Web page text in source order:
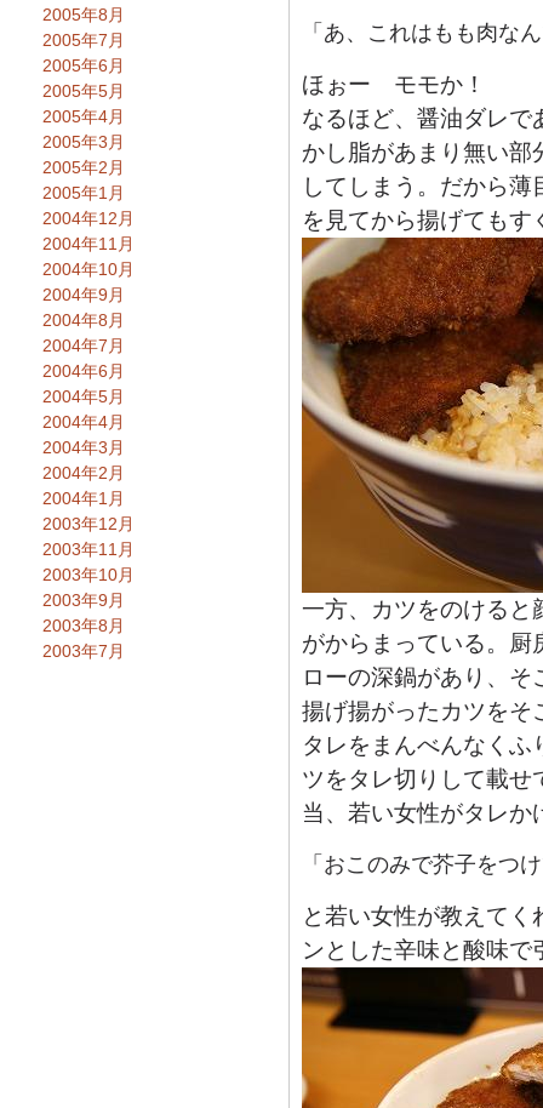
「あ、これはもも肉な
ほぉー モモか！
なるほど、醤油ダレで
かし脂があまり無い部
してしまう。だから
を見てから揚げてもす
一方、カツをのけると
がからまっている。厨
ローの深鍋があり、
揚げ揚がったカツをそ
タレをまんべんなく
ツをタレ切りして載せ
当、若い女性がタレか
「おこのみで芥子をつ
と若い女性が教えて
ンとした辛味と酸味で
2005年8月
2005年7月
2005年6月
2005年5月
2005年4月
2005年3月
2005年2月
2005年1月
2004年12月
2004年11月
2004年10月
2004年9月
2004年8月
2004年7月
2004年6月
2004年5月
2004年4月
2004年3月
2004年2月
2004年1月
2003年12月
2003年11月
2003年10月
2003年9月
2003年8月
2003年7月